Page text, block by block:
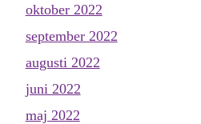
oktober 2022
september 2022
augusti 2022
juni 2022
maj 2022